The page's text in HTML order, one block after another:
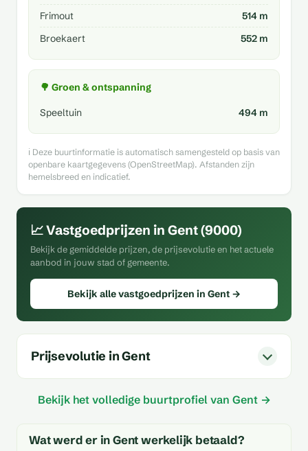
Frimout
514 m
Broekaert
552 m
🌳 Groen & ontspanning
Speeltuin 494 m
ℹ️ Deze buurtinformatie is automatisch samengesteld op basis van
openbare kaartgegevens (OpenStreetMap). Afstanden zijn
hemelsbreed en indicatief.
📈 Vastgoedprijzen in Gent (9000)
Bekijk de gemiddelde prijzen, de prijsevolutie en het actuele
aanbod in jouw stad of gemeente.
Bekijk alle vastgoedprijzen in Gent →
Prijsevolutie in Gent
Bekijk het volledige buurtprofiel van Gent →
Wat werd er in Gent werkelijk betaald?